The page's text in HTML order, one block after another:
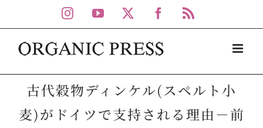
to
content
Instagram
YouTube Facebook
古代穀物ディンケル(スペルト小
麦)がドイツで支持される理由－前